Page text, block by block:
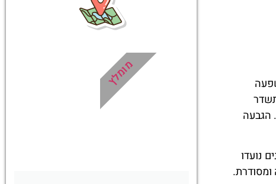
ה-17 והתעצמו משמעותית במאה ה-18. ההשפעה
הגבעה
נועדו
פה!
סיורים
ואינפורמטיבית
במיוחד עבורכם!
לחצו פה!
מומלץ